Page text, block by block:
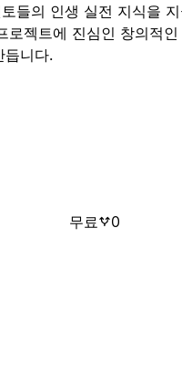
들의 인생 실전 지식을
로젝트에 진심인 창의적
듭니다.
무료 0